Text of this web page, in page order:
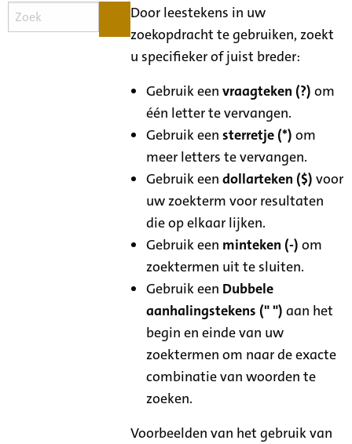
Door leestekens in uw
zoekopdracht te gebruiken, zoekt
u specifieker of juist breder:
Gebruik eenvraagteken (?) om
één letter te vervangen.
Gebruik eensterretje (*) om
meer letters te vervangen.
Gebruik eendollarteken ($) voor
uw zoekterm voor resultaten
die op elkaar lijken.
Gebruik een minteken (-) om
zoektermen uit te sluiten.
Gebruik een Dubbele
aanhalingstekens (" ") aan het
begin en einde van uw
zoektermen om naar de exacte
combinatie van woorden te
zoeken.
Voorbeelden van het gebruik van